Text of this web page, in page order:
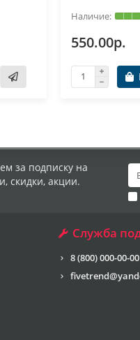
550.00р.
за подписку на
скидки, акции.
Служба
8 (800) 000-00-00